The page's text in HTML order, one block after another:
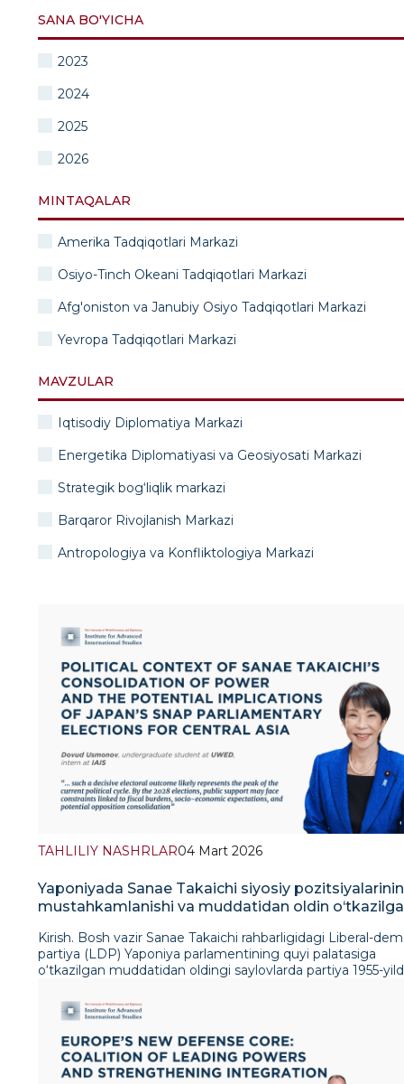
SANA BO'YICHA
2023
2024
2025
2026
MINTAQALAR
Amerika Tadqiqotlari Markazi
Osiyo-Tinch Okeani Tadqiqotlari Markazi
Afg'oniston va Janubiy Osiyo Tadqiqotlari Markazi
Yevropa Tadqiqotlari Markazi
MAVZULAR
Iqtisodiy Diplomatiya Markazi
Energetika Diplomatiyasi va Geosiyosati Markazi
Strategik bog‘liqlik markazi
Barqaror Rivojlanish Markazi
Antropologiya va Konfliktologiya Markazi
TAHLILIY NASHRLAR04 Mart 2026
Yaponiyada Sanae Takaichi siyosiy
mustahkamlanishi va muddatidan oldin
ehtimoliy oqibatlari
Kirish. Bosh vazir Sanae Takaichi rahbarligidagi Liberal-
partiya (LDP) Yaponiya parlamentining quyi palatasiga
o‘tkazilgan muddatidan oldingi saylovlarda partiya 1955-
qo‘lga kiritdi. Kengaygan institutsional mandat hukmron
partiyaga muxolifatning zaifligiga qaramasdan o‘z siyosiy
tartibini faol amalga oshirish imkonini bermoqda. Mazkur
avvalo, jamiyatda Takaichi yetakchiligiga bo‘lgan yuqori
darajasi hamda samarali siyosiy mobilizatsiya kampaniyasi